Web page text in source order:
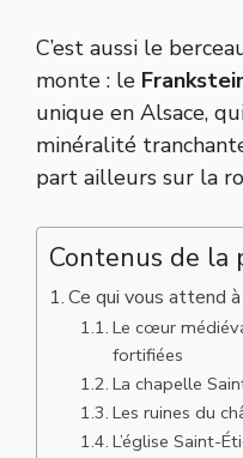
C’est aussi le
monte : le
unique en Alsace,
minéralité
part ailleurs sur la
Contenus de la
Ce qui vous attend
Le cœur
fortifiées
La chapelle
Les ruines du
L’église Saint-